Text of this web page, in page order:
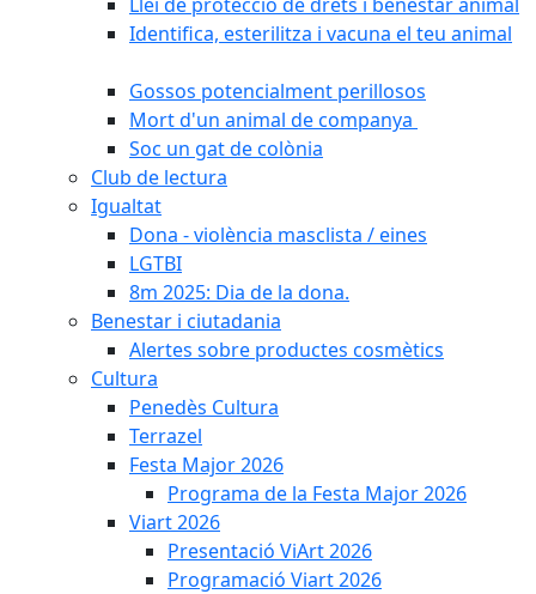
Identifica, esterilitza i vacuna el teu animal
Gossos potencialment perillosos
Mort d'un animal de companya
Soc un gat de colònia
Club de lectura
Igualtat
Dona - violència masclista / eines
LGTBI
8m 2025: Dia de la dona.
Benestar i ciutadania
Alertes sobre productes cosmètics
Cultura
Penedès Cultura
Terrazel
Festa Major 2026
Programa de la Festa Major 2026
Viart 2026
Presentació ViArt 2026
Programació Viart 2026